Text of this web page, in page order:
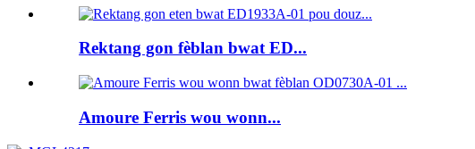
Rektang gon fèblan bwat ED...
Amoure Ferris wou wonn...